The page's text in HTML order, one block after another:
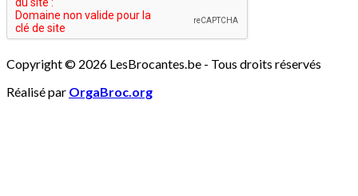
Copyright © 2026 LesBrocantes.be - Tous droits réservés
Réalisé par OrgaBroc.org